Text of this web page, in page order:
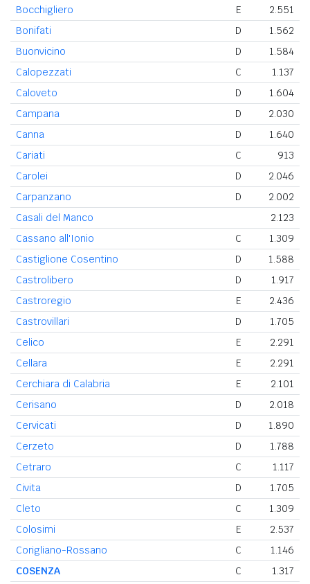
Bocchigliero
E
2.551
Bonifati
D
1.562
Buonvicino
D
1.584
Calopezzati
C
1.137
Caloveto
D
1.604
Campana
D
2.030
Canna
D
1.640
Cariati
C
913
Carolei
D
2.046
Carpanzano
D
2.002
Casali del Manco
2.123
Cassano all'Ionio
C
1.309
Castiglione Cosentino
D
1.588
Castrolibero
D
1.917
Castroregio
E
2.436
Castrovillari
D
1.705
Celico
E
2.291
Cellara
E
2.291
Cerchiara di Calabria
E
2.101
Cerisano
D
2.018
Cervicati
D
1.890
Cerzeto
D
1.788
Cetraro
C
1.117
Civita
D
1.705
Cleto
C
1.309
Colosimi
E
2.537
Corigliano-Rossano
C
1.146
COSENZA
C
1.317